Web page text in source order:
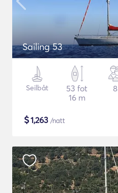
Sailing 53
Seilbåt
53 fot
16 m
8
$1,263 /natt